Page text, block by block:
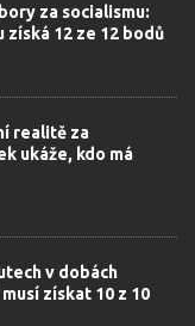
za socialismu:
získá 12 ze 12 bodů
realitě za
ukáže, kdo má
v dobách
získat 10 z 10